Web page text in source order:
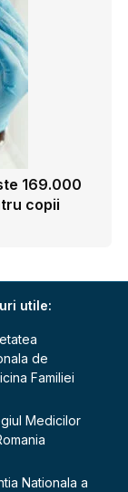
169.000
copii
utile:
de
Familiei
Medicilor
Nationala a